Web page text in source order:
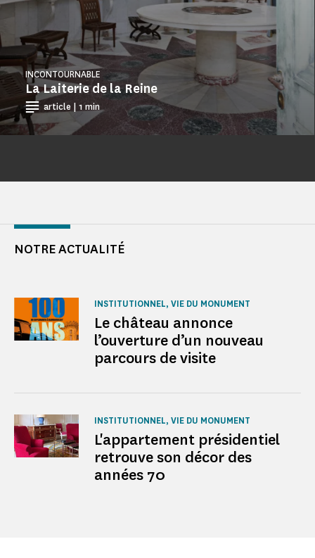
La Laiterie de la Reine
INCONTOURNABLE
article | 1 min
NOTRE ACTUALITÉ
Le château annonce
l’ouverture d’un nouveau
parcours de visite
INSTITUTIONNEL, VIE DU MONUMENT
L'appartement présidentiel
retrouve son décor des
années 70
INSTITUTIONNEL, VIE DU MONUMENT